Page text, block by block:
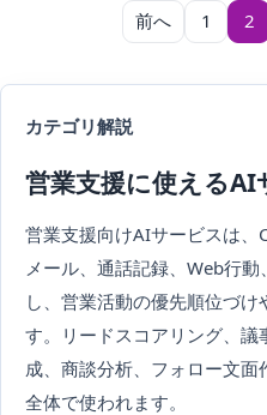
投稿のページ送り
前へ 1 2
カテゴリ解説
営業支援に使えるAI
営業支援向けAIサービスは、
メール、通話記録、Web行
し、営業活動の優先順位づけ
す。リードスコアリング、議
成、商談分析、フォロー文面
全体で使われます。